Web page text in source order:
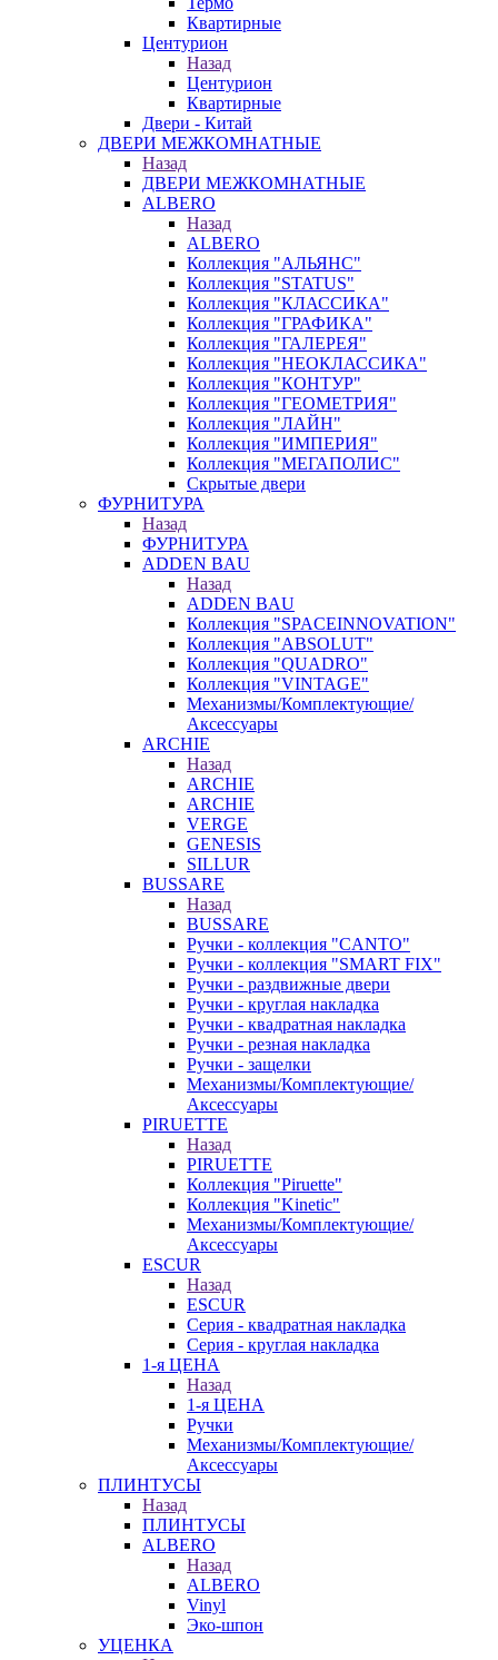
Квартирные
Центурион
Назад
Центурион
Квартирные
Двери - Китай
ДВЕРИ МЕЖКОМНАТНЫЕ
Назад
ДВЕРИ МЕЖКОМНАТНЫЕ
ALBERO
Назад
ALBERO
Коллекция "АЛЬЯНС"
Коллекция "STATUS"
Коллекция "КЛАССИКА"
Коллекция "ГРАФИКА"
Коллекция "ГАЛЕРЕЯ"
Коллекция "НЕОКЛАССИКА"
Коллекция "КОНТУР"
Коллекция "ГЕОМЕТРИЯ"
Коллекция "ЛАЙН"
Коллекция "ИМПЕРИЯ"
Коллекция "МЕГАПОЛИС"
Скрытые двери
ФУРНИТУРА
Назад
ФУРНИТУРА
ADDEN BAU
Назад
ADDEN BAU
Коллекция "SPACEINNOVATION"
Коллекция "ABSOLUT"
Коллекция "QUADRO"
Коллекция "VINTAGE"
Механизмы/Комплектующие/
Аксессуары
ARCHIE
Назад
ARCHIE
ARCHIE
VERGE
GENESIS
SILLUR
BUSSARE
Назад
BUSSARE
Ручки - коллекция "CANTO"
Ручки - коллекция "SMART FIX"
Ручки - раздвижные двери
Ручки - круглая накладка
Ручки - квадратная накладка
Ручки - резная накладка
Ручки - защелки
Механизмы/Комплектующие/
Аксессуары
PIRUETTE
Назад
PIRUETTE
Коллекция "Piruette"
Коллекция "Kinetic"
Механизмы/Комплектующие/
Аксессуары
ESCUR
Назад
ESCUR
Серия - квадратная накладка
Серия - круглая накладка
1-я ЦЕНА
Назад
1-я ЦЕНА
Ручки
Механизмы/Комплектующие/
Аксессуары
ПЛИНТУСЫ
Назад
ПЛИНТУСЫ
ALBERO
Назад
ALBERO
Vinyl
Эко-шпон
УЦЕНКА